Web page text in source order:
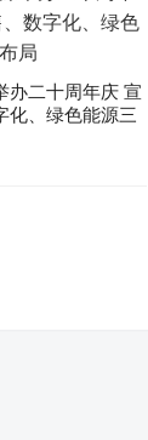
办二十周年庆 宣
化、绿色能源三